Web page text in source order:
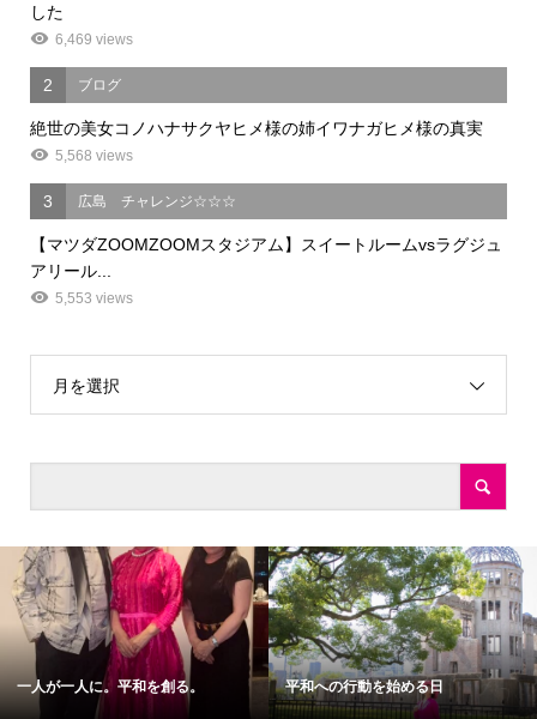
した
6,469 views
2 ブログ
絶世の美女コノハナサクヤヒメ様の姉イワナガヒメ様の真実
5,568 views
3 広島 チャレンジ☆☆☆
【マツダZOOMZOOMスタジアム】スイートルームvsラグジュ
アリール...
5,553 views
月を選択
一人が一人に。平和を創る。 平和への行動を始める日